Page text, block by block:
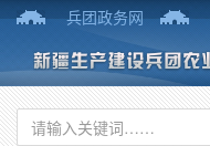
兵团政务网